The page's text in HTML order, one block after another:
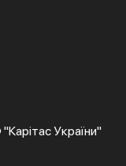
України"